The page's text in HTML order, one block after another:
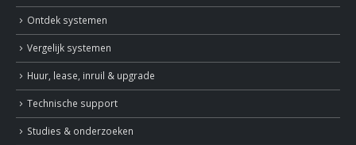
Ontdek systemen
Vergelijk systemen
Huur, lease, inruil & upgrade
Technische support
Studies & onderzoeken